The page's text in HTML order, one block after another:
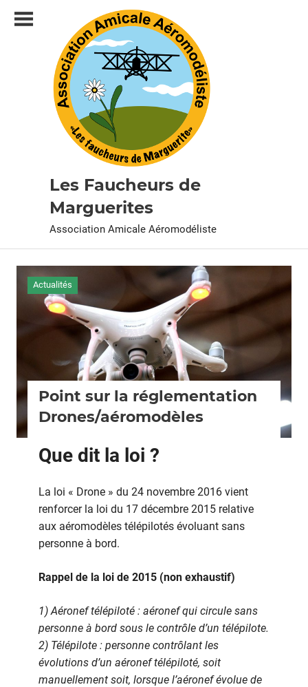
Les Faucheurs de
Marguerites
Association Amicale Aéromodéliste
Actualités
Point sur la réglementation
Drones/aéromodèles
Que dit la loi ?
La loi « Drone » du 24 novembre 2016 vient
renforcer la loi du 17 décembre 2015 relative
aux aéromodèles télépilotés évoluant sans
personne à bord.
Rappel de la loi de 2015 (non exhaustif)
1) Aéronef télépiloté : aéronef qui circule sans
personne à bord sous le contrôle d’un télépilote.
2) Télépilote : personne contrôlant les
évolutions d’un aéronef télépiloté, soit
manuellement soit, lorsque l’aéronef évolue de